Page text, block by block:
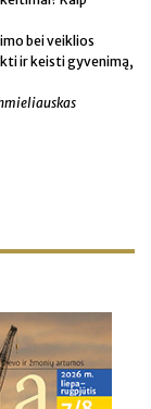
bei veiklios
ir keisti gyvenimą,